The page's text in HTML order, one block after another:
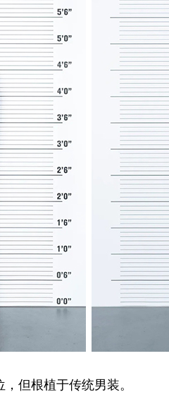
但根植于传统男装。